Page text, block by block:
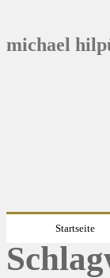
michael
Startseite